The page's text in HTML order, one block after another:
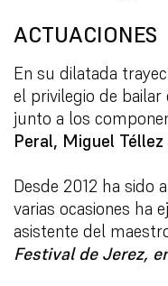
ACTUACIONES
En su dilatada
el privilegio de
junto a los
Peral, Miguel
Desde 2012 ha sido
varias ocasiones ha
asistente del
Festival de Jerez,